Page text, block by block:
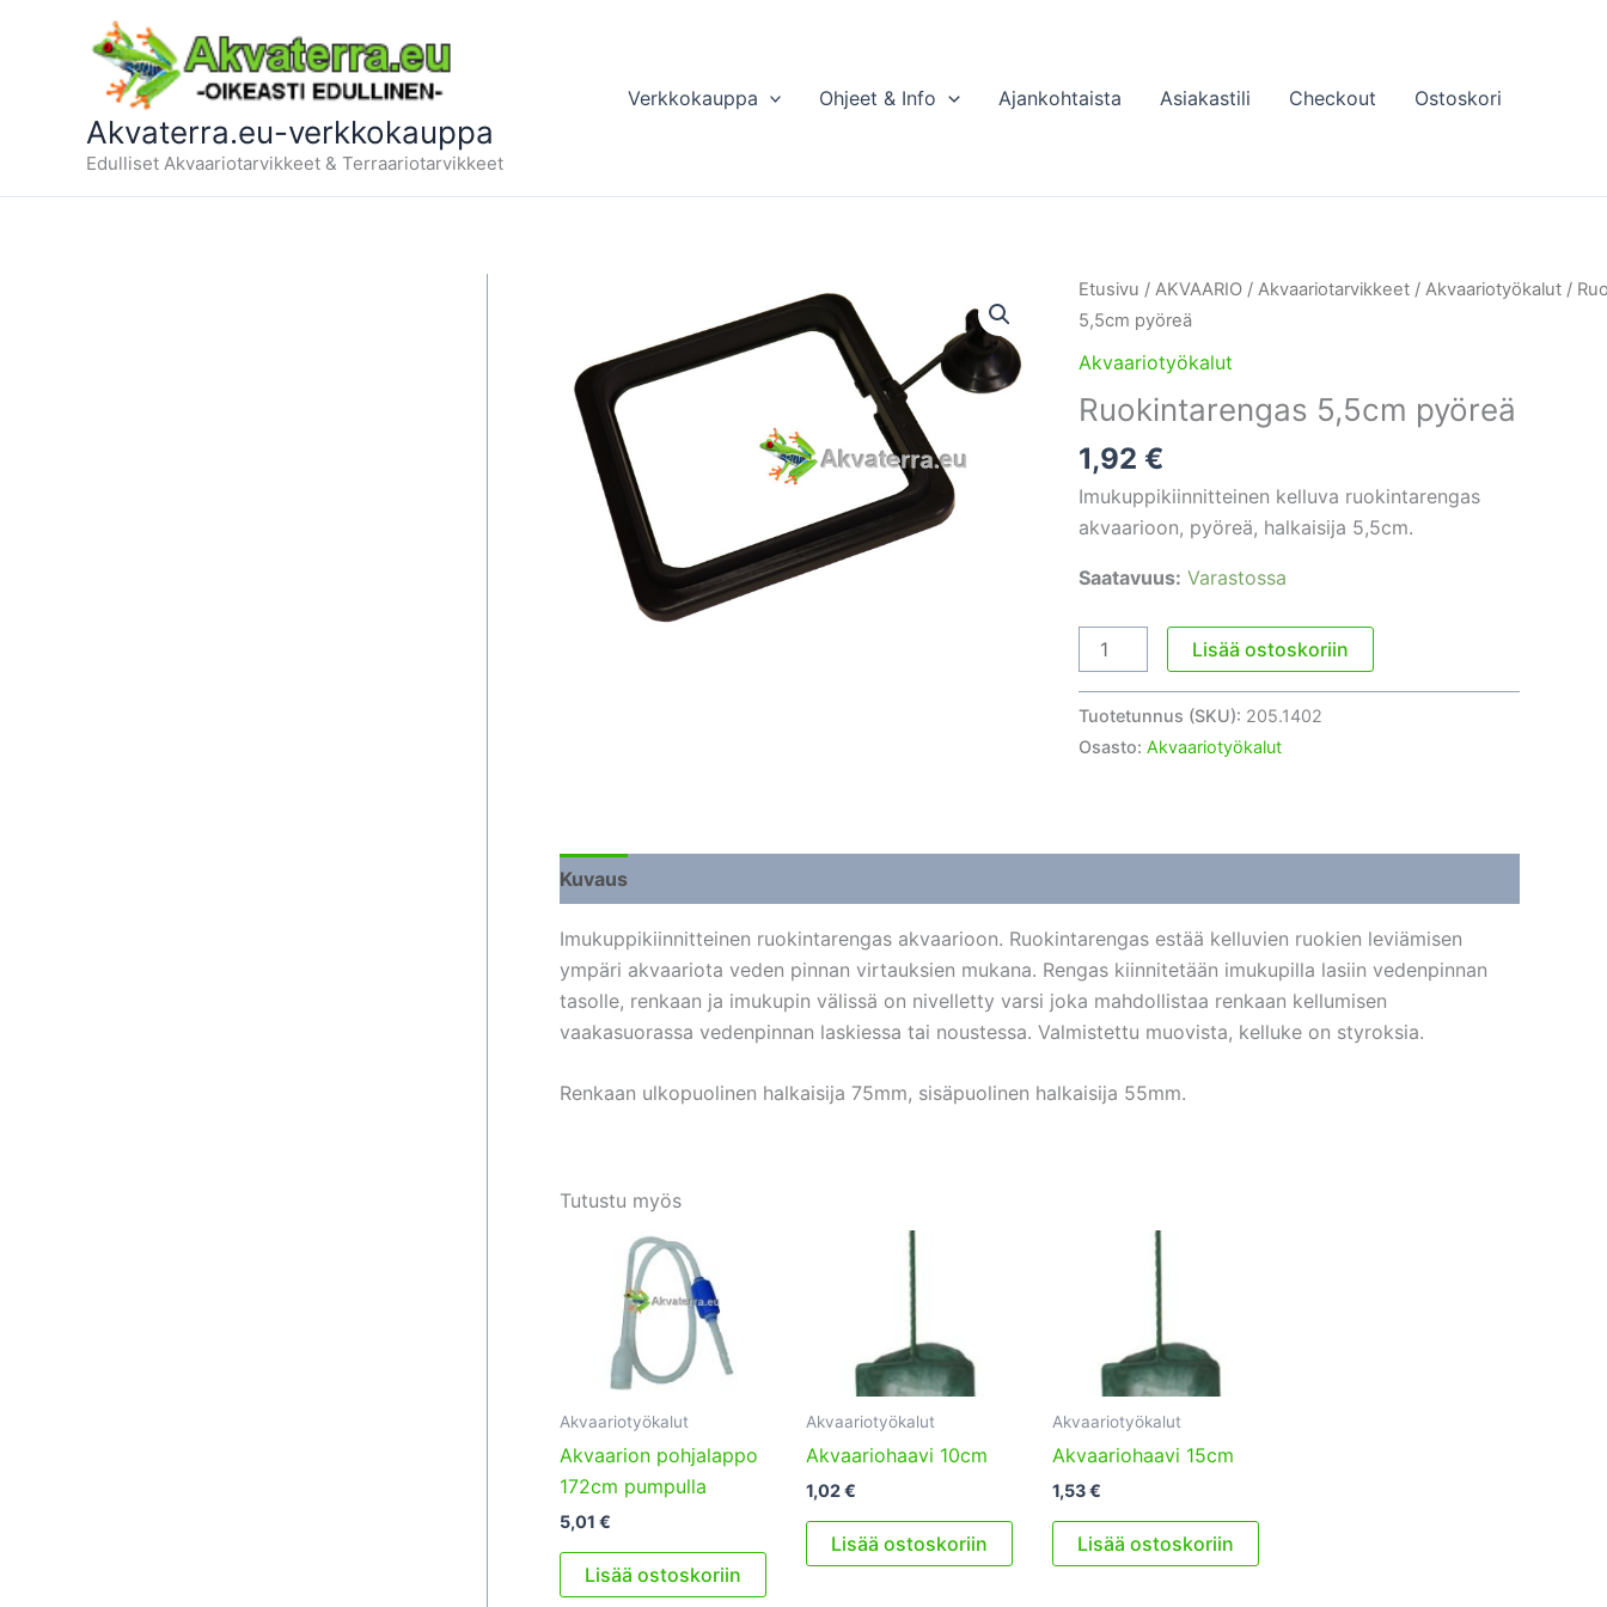
Akvaterra.eu-verkkokauppa
Edulliset Akvaariotarvikkeet & Terraariotarvikkeet
Verkkokauppa Ohjeet & Info Ajankohtaista Asiakastili Checkout Ostoskori
Etusivu / AKVAARIO/ Akvaariotarvikkeet/ Akvaariotyökalut/
5,5cm pyöreä
Akvaariotyökalut
Ruokintarengas 5,5cm pyöreä
1,92 €
Imukuppikiinnitteinen kelluva ruokintarengas
akvaarioon, pyöreä, halkaisija 5,5cm.
Saatavuus: Varastossa
Ruokintarengas
5,5cm
pyöreä
määrä
Lisää ostoskoriin
Tuotetunnus (SKU): 205.1402
Osasto: Akvaariotyökalut
Kuvaus
Imukuppikiinnitteinen ruokintarengas akvaarioon. Ruokintarengas estää kelluvien ruokien leviämisen
ympäri akvaariota veden pinnan virtauksien mukana. Rengas kiinnitetään imukupilla lasiin vedenpinnan
tasolle, renkaan ja imukupin välissä on nivelletty varsi joka mahdollistaa renkaan kellumisen
vaakasuorassa vedenpinnan laskiessa tai noustessa. Valmistettu muovista, kelluke on styroksia.
Renkaan ulkopuolinen halkaisija 75mm, sisäpuolinen halkaisija 55mm.
Tutustu myös
Akvaariotyökalut
Akvaarion pohjalappo
172cm pumpulla
5,01 €
Lisää ostoskoriin
Akvaariotyökalut
Akvaariohaavi 10cm
1,02€
Lisää ostoskoriin
Akvaariotyökalut
Akvaariohaavi 15cm
1,53€
Lisää ostoskoriin